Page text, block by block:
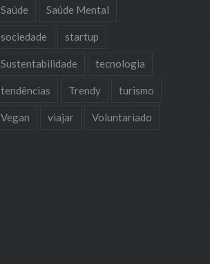
Saúde Saúde Mental
sociedade startup
Sustentabilidade tecnologia
tendências Trendy turismo
Vegan viajar Voluntariado